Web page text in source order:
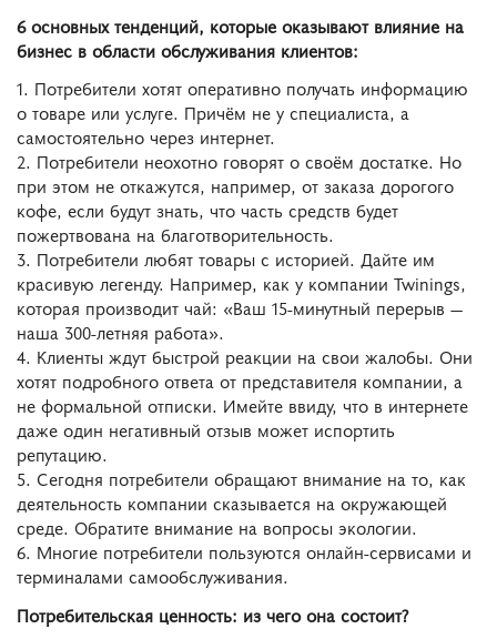
6 основных тенденций, которые оказывают влияние на
бизнес в области обслуживания клиентов:
1. Потребители хотят оперативно получать информацию
о товаре или услуге. Причём не у специалиста, а
самостоятельно через интернет.
2. Потребители неохотно говорят о своём достатке. Но
при этом не откажутся, например, от заказа дорогого
кофе, если будут знать, что часть средств будет
пожертвована на благотворительность.
3. Потребители любят товары с историей. Дайте им
красивую легенду. Например, как у компании Twinings,
которая производит чай: «Ваш 15-минутный перерыв —
наша 300-летняя работа».
4. Клиенты ждут быстрой реакции на свои жалобы. Они
хотят подробного ответа от представителя компании, а
не формальной отписки. Имейте ввиду, что в интернете
даже один негативный отзыв может испортить
репутацию.
5. Сегодня потребители обращают внимание на то, как
деятельность компании сказывается на окружающей
среде. Обратите внимание на вопросы экологии.
6. Многие потребители пользуются онлайн-сервисами и
терминалами самообслуживания.
Потребительская ценность: из чего она состоит?